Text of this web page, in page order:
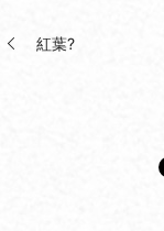
紅葉?